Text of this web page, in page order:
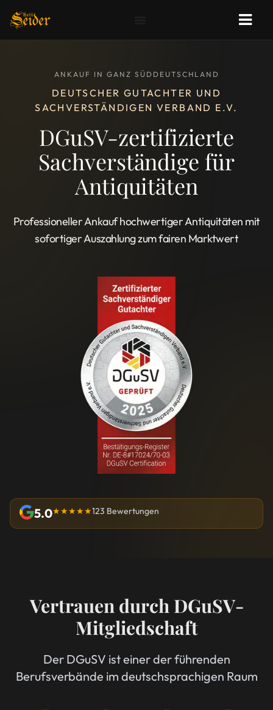
ANKAUF IN GANZ SÜDDEUTSCHLAND
DEUTSCHER GUTACHTER UND
SACHVERSTÄNDIGEN VERBAND E.V.
DGuSV-zertifizierte
Sachverständige für
Antiquitäten
Professioneller Ankauf hochwertiger Antiquitäten mit
sofortiger Auszahlung zum fairen Marktwert
5.0★★★★★123 Bewertungen
Vertrauen durch DGuSV-
Mitgliedschaft
Der DGuSV ist einer der führenden
Berufsverbände im deutschsprachigen Raum